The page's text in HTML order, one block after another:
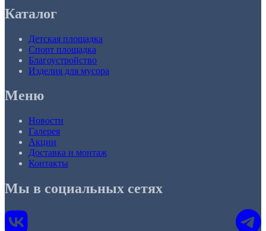
Каталог
Детская площадка
Спорт площадка
Благоустройство
Изделия для мусора
Меню
Новости
Галерея
Акции
Доставка и монтаж
Контакты
Мы в социальных сетях